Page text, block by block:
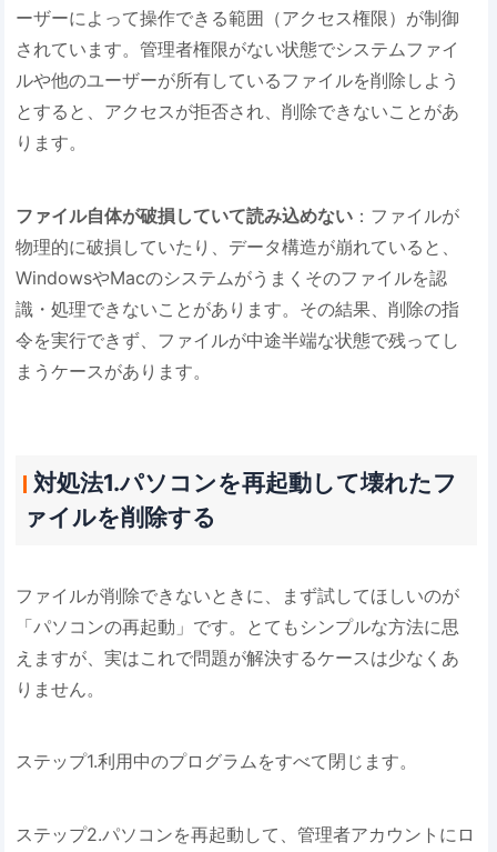
ーザーによって操作できる範囲（アクセス権限）が制御
されています。管理者権限がない状態でシステムファイ
ルや他のユーザーが所有しているファイルを削除しよう
とすると、アクセスが拒否され、削除できないことがあ
ります。
ファイル自体が破損していて読み込めない ：ファイルが
物理的に破損していたり、データ構造が崩れていると、
WindowsやMacのシステムがうまくそのファイルを認
識・処理できないことがあります。その結果、削除の指
令を実行できず、ファイルが中途半端な状態で残ってし
まうケースがあります。
対処法1.パソコンを再起動して壊れたフ
ァイルを削除する
ファイルが削除できないときに、まず試してほしいのが
「パソコンの再起動」です。とてもシンプルな方法に思
えますが、実はこれで問題が解決するケースは少なくあ
りません。
ステップ1.利用中のプログラムをすべて閉じます。
ステップ2.パソコンを再起動して、管理者アカウントにロ